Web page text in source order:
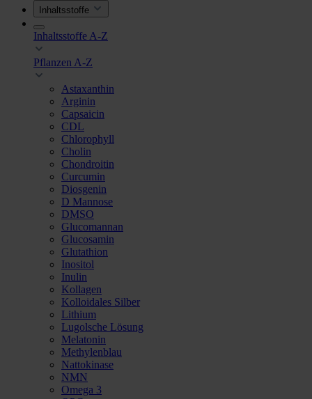
Inhaltsstoffe
Inhaltsstoffe A-Z
Pflanzen A-Z
Astaxanthin
Arginin
Capsaicin
CDL
Chlorophyll
Cholin
Chondroitin
Curcumin
Diosgenin
D Mannose
DMSO
Glucomannan
Glucosamin
Glutathion
Inositol
Inulin
Kollagen
Kolloidales Silber
Lithium
Lugolsche Lösung
Melatonin
Methylenblau
Nattokinase
NMN
Omega 3